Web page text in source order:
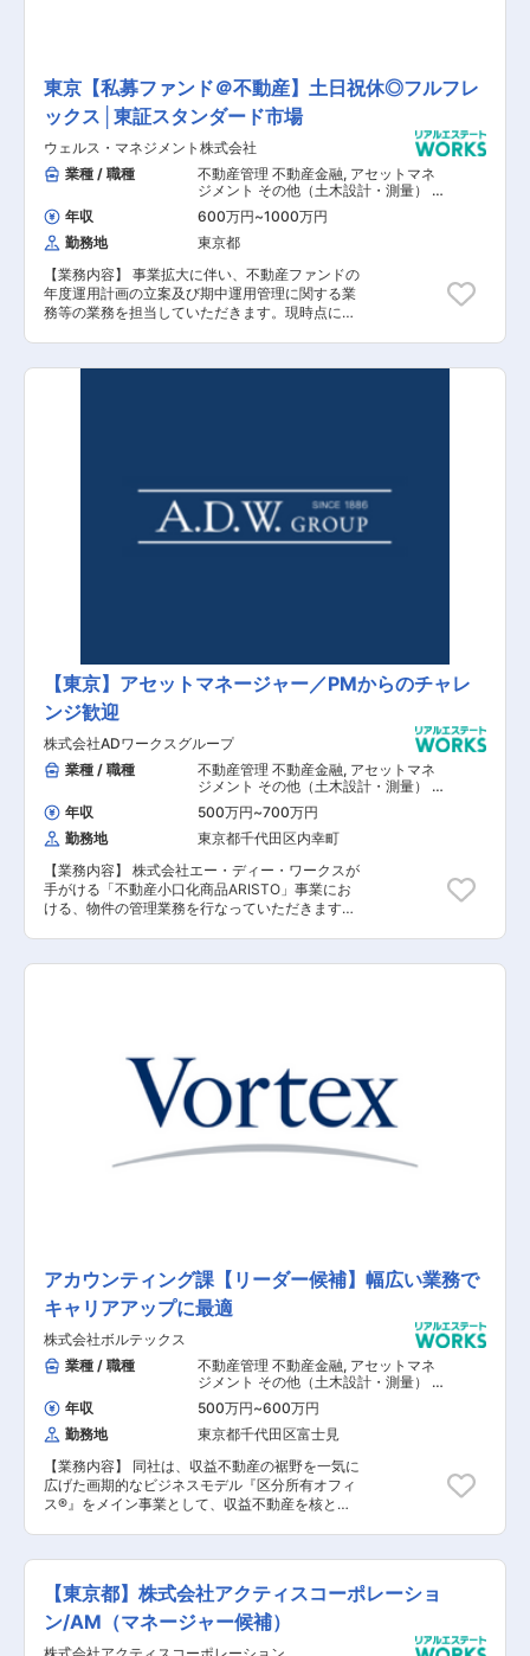
を可能にするため、同社は広範囲かつ細やかなネ
ットワークを構築しています。 【同社の魅力】
全社員の顔が見えやすく、風通しの良い社風で
す。また有給以外にも5日連続で取得できるリフ
レッシュ休暇やコアタイム無しのフル・フレック
スなので、ご自身の裁量で出勤時間を調整出来ま
す。その他にも資格支援、住宅手当、フリードリ
ンクなどの福利厚生がございます。
東京【私募ファンド＠不動産】土日祝休◎フルフレ
ックス│東証スタンダード市場
ウェルス・マネジメント株式会社
業種 / 職種
不動産管理 不動産金融, アセットマネ
ジメント その他（土木設計・測量） そ
の他（建築設計・積算）
年収 600万円~1000万円
勤務地
東京都
【業務内容】 事業拡大に伴い、不動産ファンドの
年度運用計画の立案及び期中運用管理に関する業
務等の業務を担当していただきます。現時点にお
般の期中運用にかかる業務に従事していただくこ
管理の他、信託銀行への支払指図等の銀行対応も
含む。） ■不動産ファンドの運用財産の運用状況
の報告に関する業務 （期中の投資家リレーショ
に注力する現在の体制を構築しております。「快
適な時間と空間づくりを通して、日本の魅力と文
化を、「体験価値」として提供し、あらゆるお客
かな社会の発展に貢献する」ことを理念として業
務を推進しており、2022年4月には、東証スタン
ダード市場に上場しております。ホールディング
スとして、グループ会社の経営管理を行うほか、
グループ会社が組成するファンドスキームへの自
己投資を行っています。現在は、主に不動産金融
を営むリシェス・マネジメント株式会社、ウェル
ス・リアルティ・マネジメント株式会社と、ホテ
ル運営事業を行うワールド・ブランズ・コレクシ
ョン ホテルズ＆リゾーツ株式会社の子会社三社を
中心に業務展開をはかり、お客様のサポートを行
生がございます。※ウェルス・リアルティ・マネ
ジメント株式会社に在籍出向となります。 勤務地
や給与など条件に変更ありません。
【東京】アセットマネージャー／PMからのチャレ
ンジ歓迎
株式会社ADワークスグループ
業種 / 職種
不動産管理 不動産金融, アセットマネ
ジメント その他（土木設計・測量） そ
の他（建築設計・積算）
年収 500万円~700万円
勤務地
東京都千代田区内幸町
【業務内容】 株式会社エー・ディー・ワークスが
手がける「不動産小口化商品ARISTO」事業にお
ける、物件の管理業務を行なっていただきます。
当するため、物件のアセットマネジメントの立場
山」 ■「ARISTO高円寺」 ■「ARISTO虎ノ門」
【担当者コメント】 個人富裕層に向けた不動産投
資/経営のためのソリューションに特化しており、
プロパティマネジメント業務とアセットマネジメ
有のニーズに的確に応えており、非常にやりがい
がある仕事になります。
アカウンティング課【リーダー候補】幅広い業務で
キャリアアップに最適
株式会社ボルテックス
業種 / 職種
不動産管理 不動産金融, アセットマネ
ジメント その他（土木設計・測量） そ
の他（建築設計・積算）
年収 500万円~600万円
勤務地
東京都千代田区富士見
【業務内容】 同社は、収益不動産の裾野を一気に
広げた画期的なビジネスモデル『区分所有オフィ
ス®』をメイン事業として、収益不動産を核とし
候補）》として、オーナー様へ送付する毎月の収
支レポート作成業務や請求書作成、その他マネジ
メント業務などを行って頂きます。 【具体的な業
務内容】 ■収支チーム（オーナー送金関連）、請
求・入金チーム（テナント関連）、更新・支払チ
【東京都】株式会社アクティスコーポレーショ
ン/AM（マネージャー候補）